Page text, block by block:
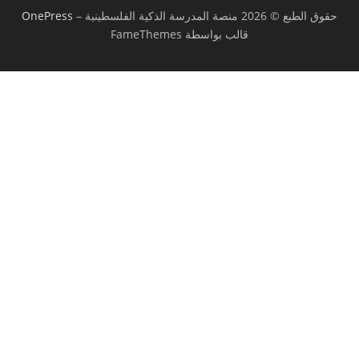
حقوق الطبع © 2026 منصة المدرسة الذكية الفلسطينية –
OnePress
قالب بواسطة FameThemes